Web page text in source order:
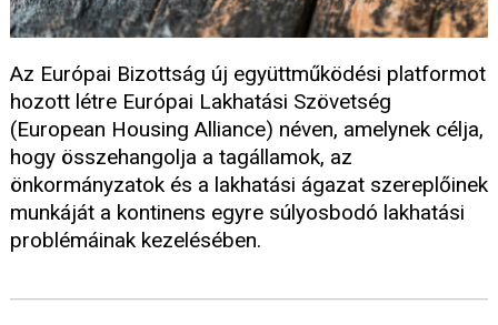
Az Európai Bizottság új együttműködési platformot
hozott létre Európai Lakhatási Szövetség
(European Housing Alliance) néven, amelynek célja,
hogy összehangolja a tagállamok, az
önkormányzatok és a lakhatási ágazat szereplőinek
munkáját a kontinens egyre súlyosbodó lakhatási
problémáinak kezelésében.